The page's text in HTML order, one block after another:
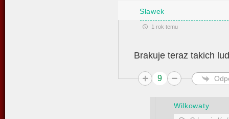
Sławek
1 rok temu
Brakuje teraz takich
9
Wilkowaty